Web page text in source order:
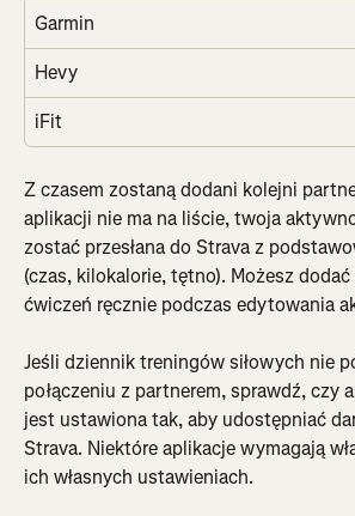
Garmin
Hevy
iFit
Z czasem zostaną dodani kolejni
aplikacji nie ma na liście, twoja
zostać przesłana do Strava z
(czas, kilokalorie, tętno). Możesz dodać
ćwiczeń ręcznie podczas edytowania
Jeśli dziennik treningów siłowych nie
połączeniu z partnerem, sprawdź, czy
jest ustawiona tak, aby udostępniać
Strava. Niektóre aplikacje wymagają
ich własnych ustawieniach.